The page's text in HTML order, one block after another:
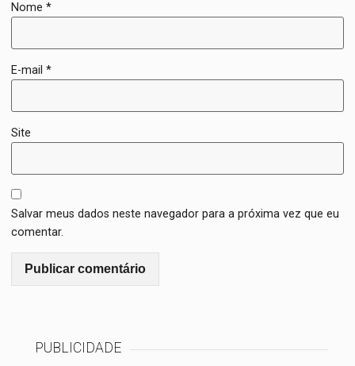
Nome*
E-mail*
Site
Salvar meus dados neste navegador para a próxima vez que eu
comentar.
PUBLICIDADE